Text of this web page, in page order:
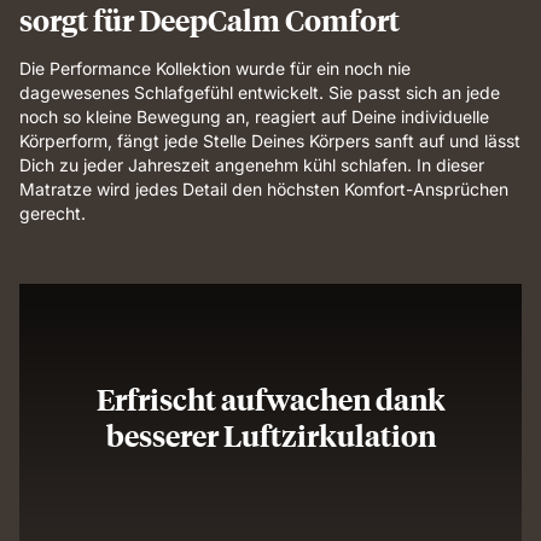
sorgt für DeepCalm Comfort
Die Performance Kollektion wurde für ein noch nie
dagewesenes Schlafgefühl entwickelt. Sie passt sich an jede
noch so kleine Bewegung an, reagiert auf Deine individuelle
Körperform, fängt jede Stelle Deines Körpers sanft auf und lässt
Dich zu jeder Jahreszeit angenehm kühl schlafen. In dieser
Matratze wird jedes Detail den höchsten Komfort-Ansprüchen
gerecht.
Erfrischt aufwachen dank
besserer Luftzirkulation